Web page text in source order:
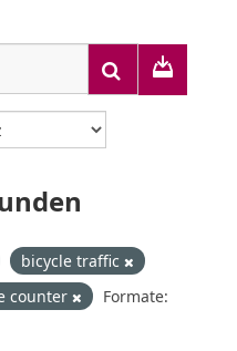
bicycle traffic
counter
Formate: